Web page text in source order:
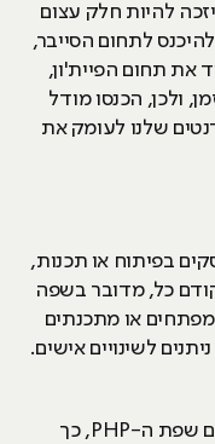
להיות חלק עצום
לתחום הסייבר,
את תחום הפיית'ון,
ולכן, הכנסו מודל
שלנו לעומק את
בפיתוח או תכנות,
כל, מדובר בשפה
או מתכנתים
לשינויים אישים.
כולנו אוהבים דברים בחינם, וכך זוהי גם שפת ה-PHP, כך